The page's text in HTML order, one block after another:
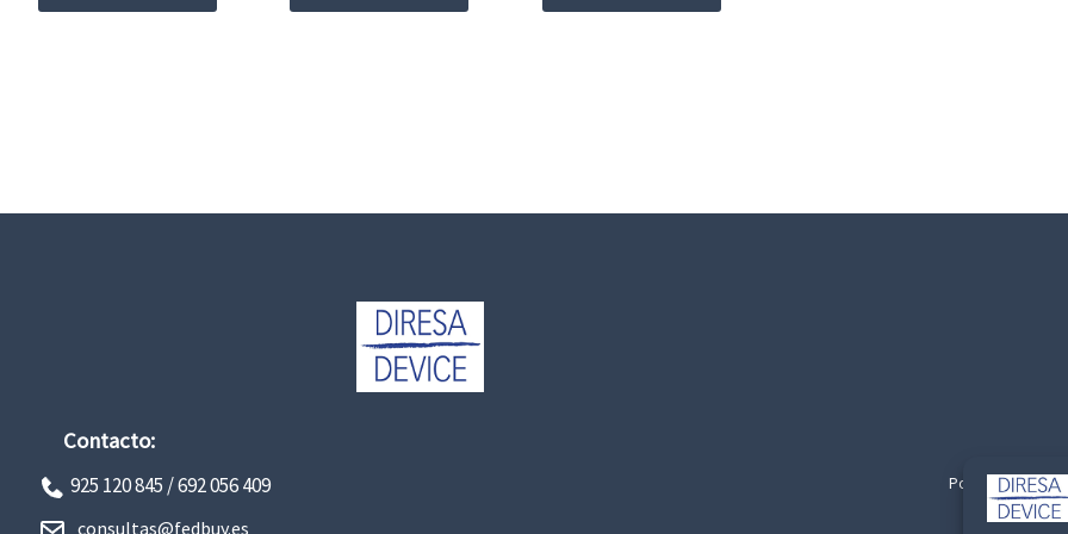
Contacto:
925 120 845 /692 056 409
consultas@fedbuy.es
Politica de